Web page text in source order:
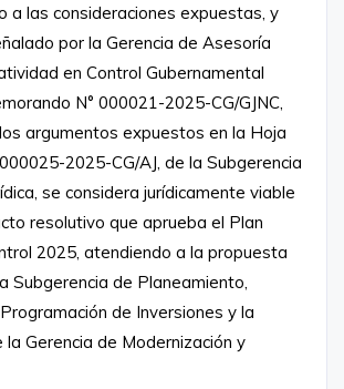
a las consideraciones expuestas, y
por la Gerencia de Asesoría
en Control Gubernamental
N° 000021-2025-CG/GJNC,
argumentos expuestos en la Hoja
2025-CG/AJ, de la Subgerencia
se considera jurídicamente viable
resolutivo que aprueba el Plan
2025, atendiendo a la propuesta
Subgerencia de Planeamiento,
de Inversiones y la
Gerencia de Modernización y